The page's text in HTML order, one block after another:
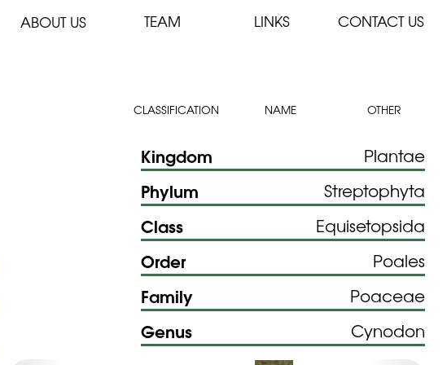
ABOUT US TEAM LINKS CONTACT US
CLASSIFICATION NAME OTHER
Kingdom Plantae
Phylum Streptophyta
Class Equisetopsida
Order Poales
Family Poaceae
Genus Cynodon